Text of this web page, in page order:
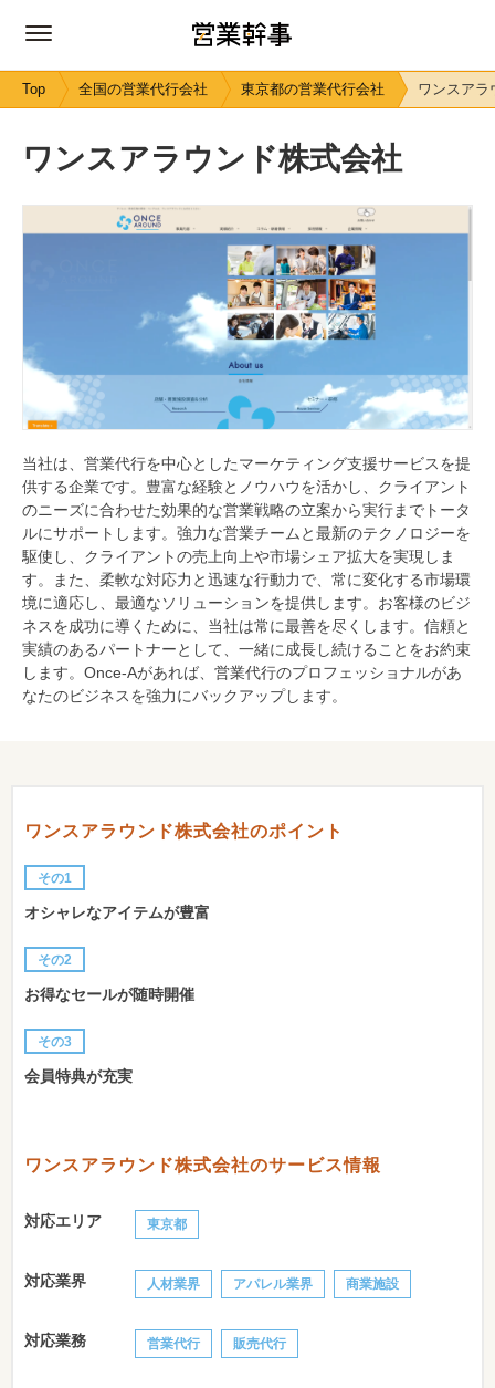
Top 全国の営業代行会社 東京都の営業代行会社 ワンスアラ
ワンスアラウンド株式会社
当社は、営業代行を中心としたマーケティング支援サービスを提
供する企業です。豊富な経験とノウハウを活かし、クライアント
のニーズに合わせた効果的な営業戦略の立案から実行までトータ
ルにサポートします。強力な営業チームと最新のテクノロジーを
駆使し、クライアントの売上向上や市場シェア拡大を実現しま
す。また、柔軟な対応力と迅速な行動力で、常に変化する市場環
境に適応し、最適なソリューションを提供します。お客様のビジ
ネスを成功に導くために、当社は常に最善を尽くします。信頼と
実績のあるパートナーとして、一緒に成長し続けることをお約束
します。Once-Aがあれば、営業代行のプロフェッショナルがあ
なたのビジネスを強力にバックアップします。
ワンスアラウンド株式会社のポイント
その1
オシャレなアイテムが豊富
その2
お得なセールが随時開催
その3
会員特典が充実
ワンスアラウンド株式会社のサービス情報
対応エリア 東京都
対応業界 人材業界 アパレル業界 商業施設
対応業務 営業代行 販売代行